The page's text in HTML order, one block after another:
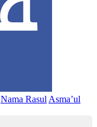
Nama Rasul Asma’ul